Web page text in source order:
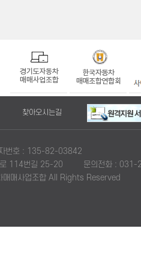
찾아오시는길
번호 : 135-82-03842
로 114번길 25-20
문의전화 :
매사업조합 All Rights Reserved